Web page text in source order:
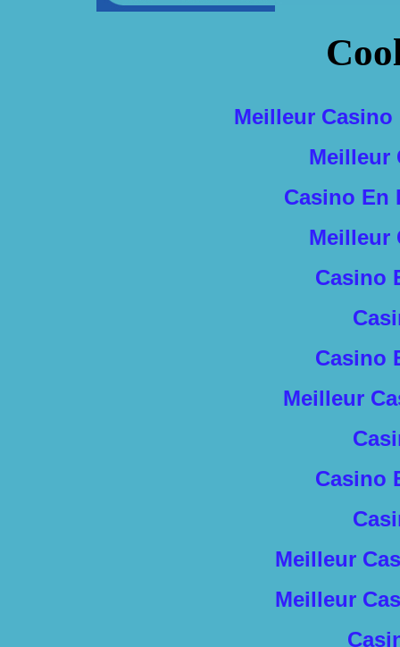
Meilleur
Meilleur
Casino En
Meilleur
Casino
Casino
Meilleur
Casino
Meilleur
Meilleur